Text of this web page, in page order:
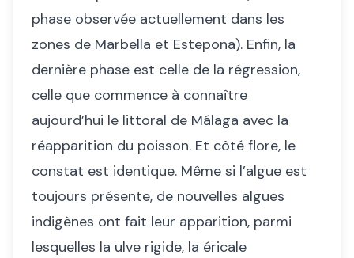
phase observée actuellement dans les
zones de Marbella et Estepona). Enfin, la
dernière phase est celle de la régression,
celle que commence à connaître
aujourd’hui le littoral de Málaga avec la
réapparition du poisson. Et côté flore, le
constat est identique. Même si l’algue est
toujours présente, de nouvelles algues
indigènes ont fait leur apparition, parmi
lesquelles la ulve rigide, la éricale